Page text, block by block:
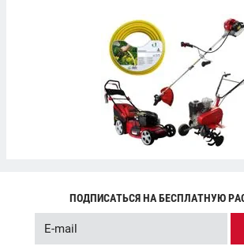
ПОДПИСАТЬСЯ НА БЕСПЛАТНУЮ